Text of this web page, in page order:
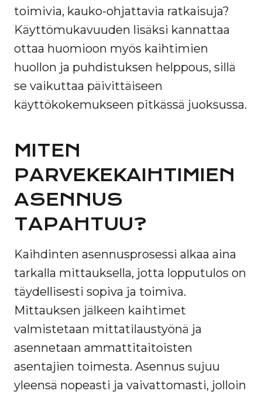
toimivia, kauko-ohjattavia ratkaisuja?
Käyttömukavuuden lisäksi kannattaa
ottaa huomioon myös kaihtimien
huollon ja puhdistuksen helppous, sillä
se vaikuttaa päivittäiseen
käyttökokemukseen pitkässä juoksussa.
MITEN
PARVEKEKAIHTIMIEN
ASENNUS
TAPAHTUU?
Kaihdinten asennusprosessi alkaa aina
tarkalla mittauksella, jotta lopputulos on
täydellisesti sopiva ja toimiva.
Mittauksen jälkeen kaihtimet
valmistetaan mittatilaustyönä ja
asennetaan ammattitaitoisten
asentajien toimesta. Asennus sujuu
yleensä nopeasti ja vaivattomasti, jolloin